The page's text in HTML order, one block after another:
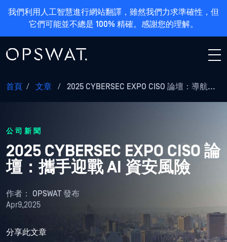
我們利用人工智慧進行網站翻譯，雖然我們力求準確性，但
它們可能並不總是 100% 精確。感謝您的理解。
首頁 / 文章 / 2025 CYBERSEC EXPO CISO 論壇：導航...
公司新聞
2025 CYBERSEC EXPO CISO 論
壇：攜手迎戰 AI 資安風險
作者： OPSWAT 發布
Apr9,2025
分享此文章